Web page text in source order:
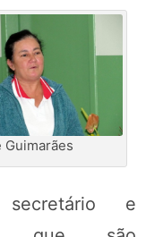
Guimarães
secretário e